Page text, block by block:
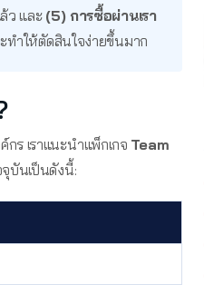
ว และ (5) การซื้อผ่านเรา
ำให้ตัดสินใจง่ายขึ้นมาก
ร เราแนะนำแพ็กเกจ Team
บันเป็นดังนี้: